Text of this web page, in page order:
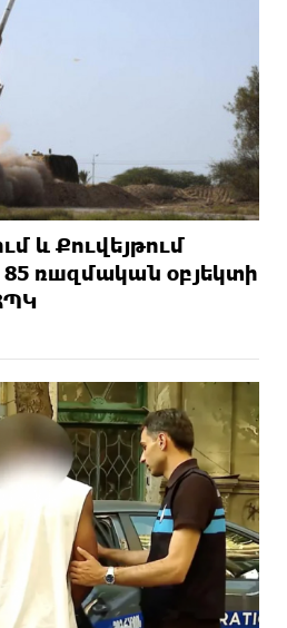
և Քուվեյթում
ռшզմական օբյեկտի